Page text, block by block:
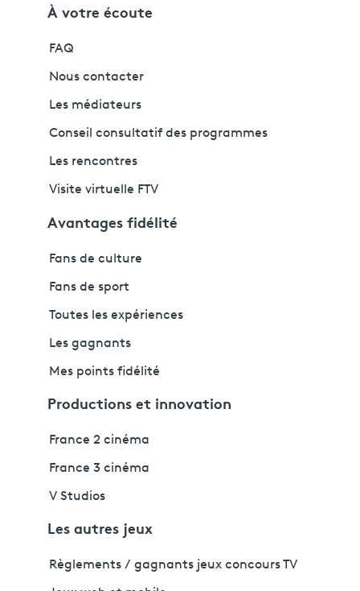
À votre écoute
FAQ
Nous contacter
Les médiateurs
Conseil consultatif des programmes
Les rencontres
Visite virtuelle FTV
Avantages fidélité
Fans de culture
Fans de sport
Toutes les expériences
Les gagnants
Mes points fidélité
Productions et innovation
France 2 cinéma
France 3 cinéma
V Studios
Les autres jeux
Règlements / gagnants jeux concours TV